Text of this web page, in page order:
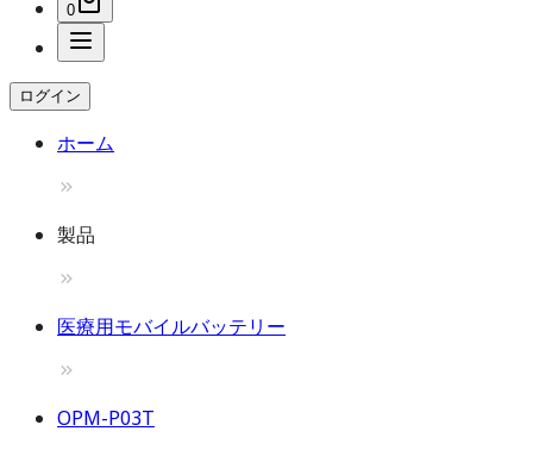
0
ログイン
ホーム
製品
医療用モバイルバッテリー
OPM-P03T